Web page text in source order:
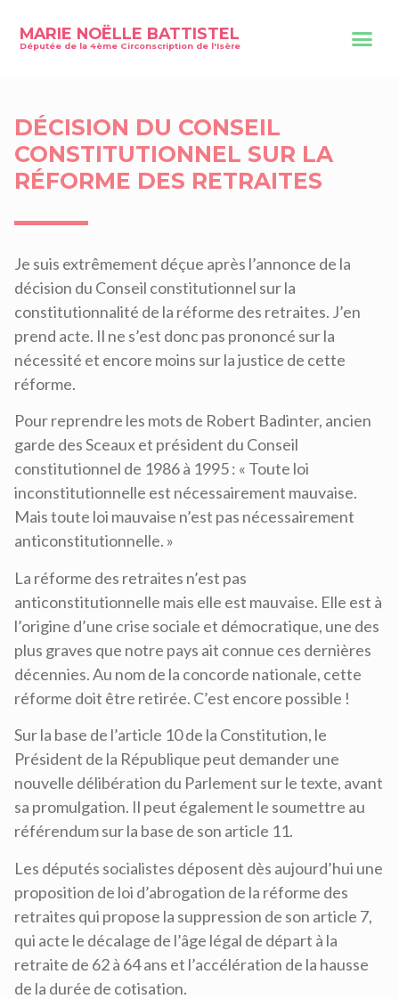
MARIE NOËLLE BATTISTEL
Députée de la 4ème Circonscription de l'Isère
DÉCISION DU CONSEIL
CONSTITUTIONNEL SUR LA
RÉFORME DES RETRAITES
Je suis extrêmement déçue après l’annonce de la
décision du Conseil constitutionnel sur la
constitutionnalité de la réforme des retraites. J’en
prend acte. Il ne s’est donc pas prononcé sur la
nécessité et encore moins sur la justice de cette
réforme.
Pour reprendre les mots de Robert Badinter, ancien
garde des Sceaux et président du Conseil
constitutionnel de 1986 à 1995 : « Toute loi
inconstitutionnelle est nécessairement mauvaise.
Mais toute loi mauvaise n’est pas nécessairement
anticonstitutionnelle. »
La réforme des retraites n’est pas
anticonstitutionnelle mais elle est mauvaise. Elle est à
l’origine d’une crise sociale et démocratique, une des
plus graves que notre pays ait connue ces dernières
décennies. Au nom de la concorde nationale, cette
réforme doit être retirée. C’est encore possible !
Sur la base de l’article 10 de la Constitution, le
Président de la République peut demander une
nouvelle délibération du Parlement sur le texte, avant
sa promulgation. Il peut également le soumettre au
référendum sur la base de son article 11.
Les députés socialistes déposent dès aujourd’hui une
proposition de loi d’abrogation de la réforme des
retraites qui propose la suppression de son article 7,
qui acte le décalage de l’âge légal de départ à la
retraite de 62 à 64 ans et l’accélération de la hausse
de la durée de cotisation.